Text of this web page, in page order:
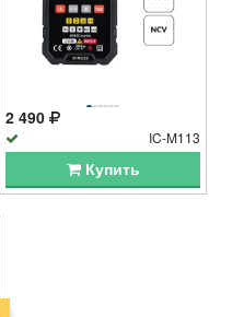
2 490
IC-M113
Купить